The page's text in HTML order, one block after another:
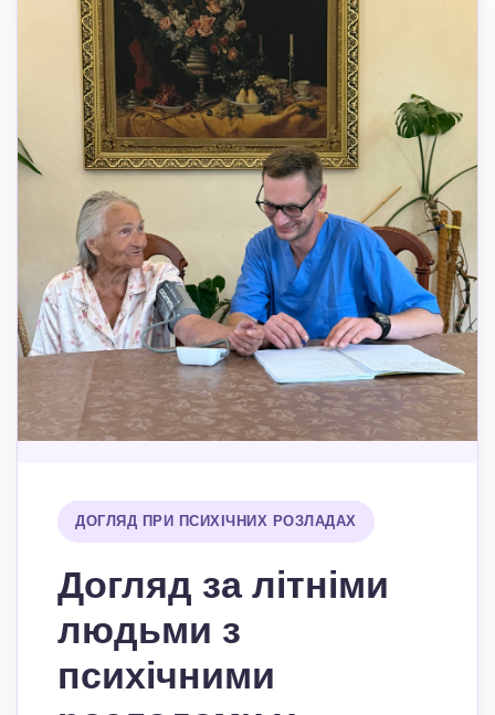
ДОГЛЯД ПРИ ПСИХІЧНИХ РОЗЛАДАХ
Догляд за літніми
людьми з
психічними